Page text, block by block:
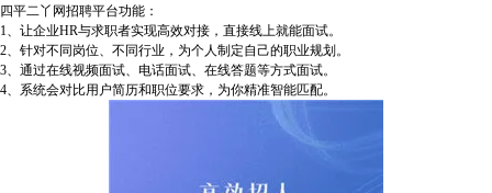
四平二丫网招聘平台功能：
1、让企业HR与求职者实现高效对接，直接线上就能面试。
2、针对不同岗位、不同行业，为个人制定自己的职业规划。
3、通过在线视频面试、电话面试、在线答题等方式面试。
4、系统会对比用户简历和职位要求，为你精准智能匹配。